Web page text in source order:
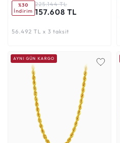
%30
İndirim
225.144 TL
157.608 TL
56.492 TL x 3 taksit
AYNI GÜN KARGO